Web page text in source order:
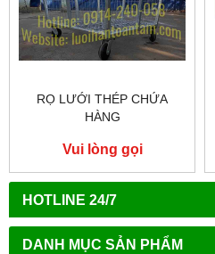
HOTLINE 24/7
DANH MỤC SẢN PHẨM
RỌ LƯỚI THÉP CHỨA
HÀNG
Vui lòng gọi